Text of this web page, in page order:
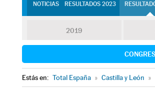
NOTICIAS RESULTADOS 2023
2019
Estás en: Total España » Castilla y León »